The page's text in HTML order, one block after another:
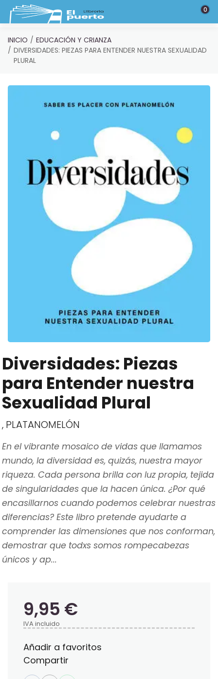
Saltar al contenido principal 0
INICIO
EDUCACIÓN Y CRIANZA
DIVERSIDADES: PIEZAS PARA ENTENDER NUESTRA SEXUALIDAD
PLURAL
Diversidades: Piezas
para Entender nuestra
Sexualidad Plural
, PLATANOMELÓN
En el vibrante mosaico de vidas que llamamos
mundo, la diversidad es, quizás, nuestra mayor
riqueza. Cada persona brilla con luz propia, tejida
de singularidades que la hacen única. ¿Por qué
encasillarnos cuando podemos celebrar nuestras
diferencias? Este libro pretende ayudarte a
comprender las dimensiones que nos conforman,
demostrar que todxs somos rompecabezas
únicos y ap...
9,95 €
IVA incluido
Añadir a favoritos
Compartir